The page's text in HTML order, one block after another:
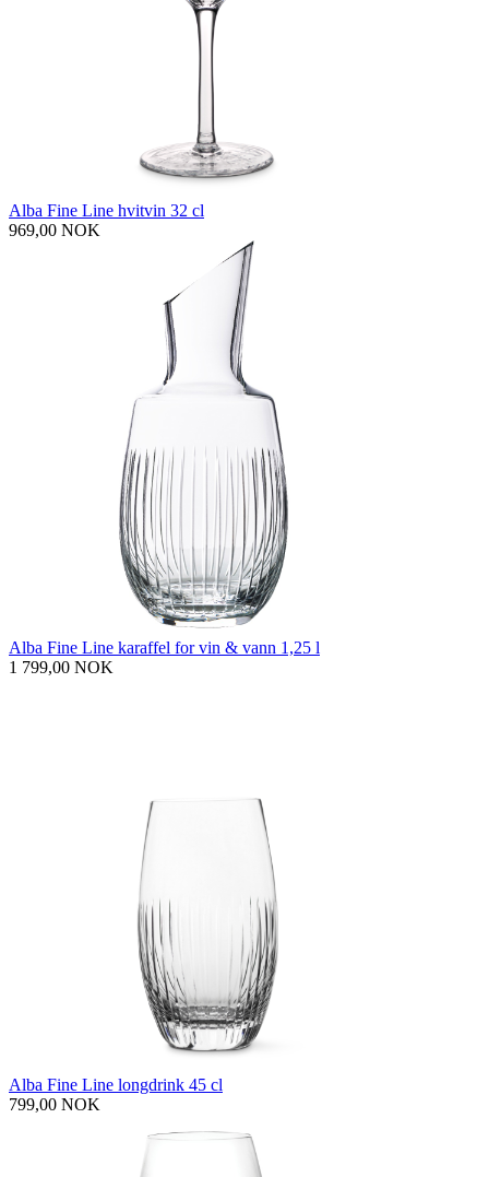
Alba Fine Line hvitvin 32 cl
969,00 NOK
Alba Fine Line karaffel for vin & vann 1,25 l
1 799,00 NOK
Alba Fine Line longdrink 45 cl
799,00 NOK